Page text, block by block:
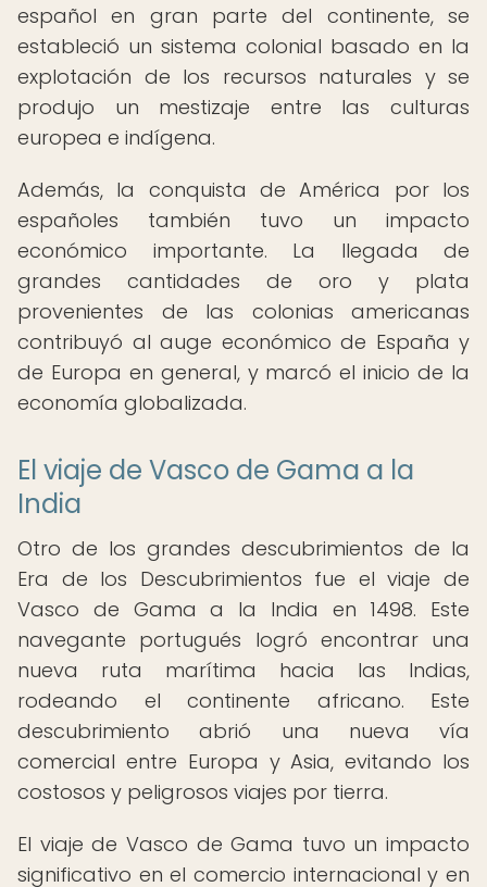
español en gran parte del continente, se
estableció un sistema colonial basado en la
explotación de los recursos naturales y se
produjo un mestizaje entre las culturas
europea e indígena.
Además, la conquista de América por los
españoles también tuvo un impacto
económico importante. La llegada de
grandes cantidades de oro y plata
provenientes de las colonias americanas
contribuyó al auge económico de España y
de Europa en general, y marcó el inicio de la
economía globalizada.
El viaje de Vasco de Gama a la
India
Otro de los grandes descubrimientos de la
Era de los Descubrimientos fue el viaje de
Vasco de Gama a la India en 1498. Este
navegante portugués logró encontrar una
nueva ruta marítima hacia las Indias,
rodeando el continente africano. Este
descubrimiento abrió una nueva vía
comercial entre Europa y Asia, evitando los
costosos y peligrosos viajes por tierra.
El viaje de Vasco de Gama tuvo un impacto
significativo en el comercio internacional y en